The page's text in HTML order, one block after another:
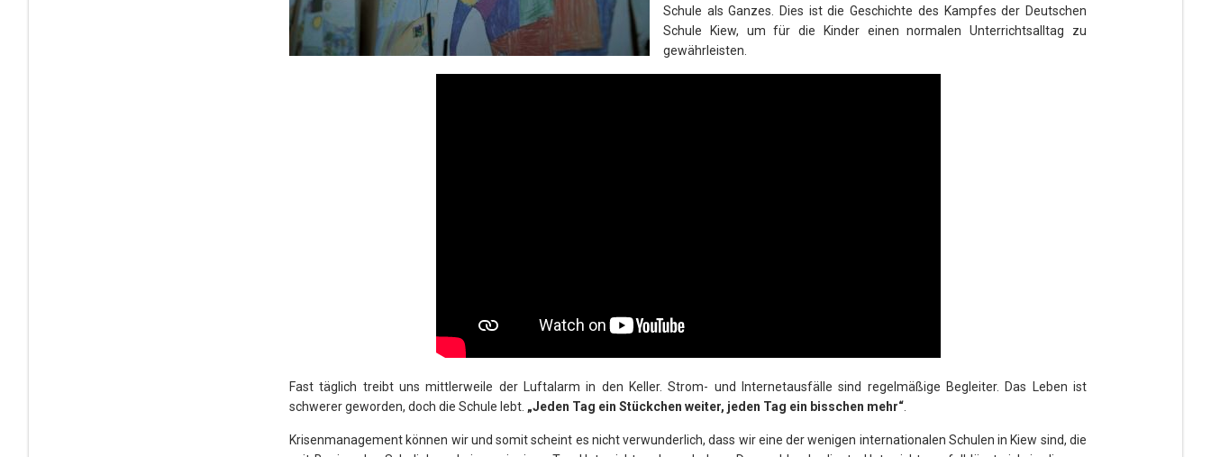
Schule als Ganzes. Dies ist die Geschichte des Kampfes der Deutschen
Schule Kiew, um für die Kinder einen normalen Unterrichtsalltag zu
gewährleisten.
Fast täglich treibt uns mittlerweile der Luftalarm in den Keller. Strom- und Internetausfälle sind regelmäßige Begleiter. Das Leben ist
schwerer geworden, doch die Schule lebt. „Jeden Tag ein Stückchen weiter, jeden Tag ein bisschen mehr“.
Krisenmanagement können wir und somit scheint es nicht verwunderlich, dass wir eine der wenigen internationalen Schulen in Kiew sind, die